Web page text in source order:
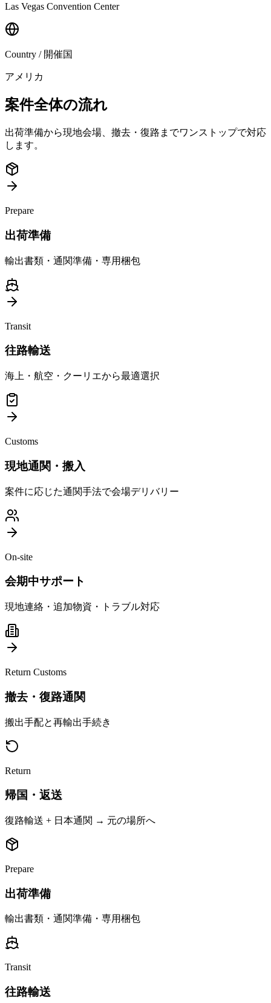
Las Vegas Convention Center
Country / 開催国
アメリカ
案件全体の流れ
出荷準備から現地会場、撤去・復路までワンストップで対応
します。
Prepare
出荷準備
輸出書類・通関準備・専用梱包
Transit
往路輸送
海上・航空・クーリエから最適選択
Customs
現地通関・搬入
案件に応じた通関手法で会場デリバリー
On-site
会期中サポート
現地連絡・追加物資・トラブル対応
Return Customs
撤去・復路通関
搬出手配と再輸出手続き
Return
帰国・返送
復路輸送 + 日本通関 → 元の場所へ
Prepare
出荷準備
輸出書類・通関準備・専用梱包
Transit
往路輸送